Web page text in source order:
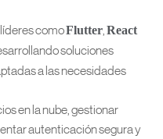
comoFlutter React
soluciones
a las necesidades
en la nube, gestionar
autenticación segura y